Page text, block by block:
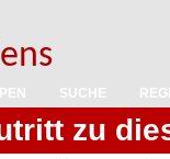
SUCHE
zu